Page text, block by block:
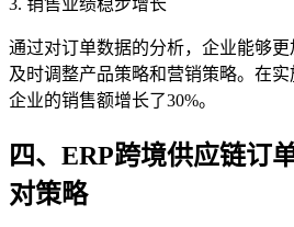
3. 销售业绩稳步增长
通过对订单数据的分析，企业能够更
及时调整产品策略和营销策略。在实
企业的销售额增长了30%。
四、ERP跨境供应链订
对策略